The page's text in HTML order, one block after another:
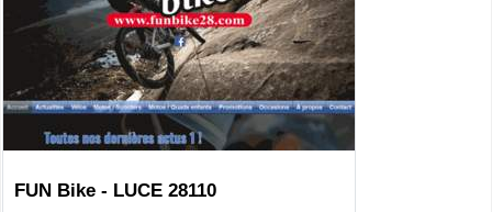
FUN Bike - LUCE 28110